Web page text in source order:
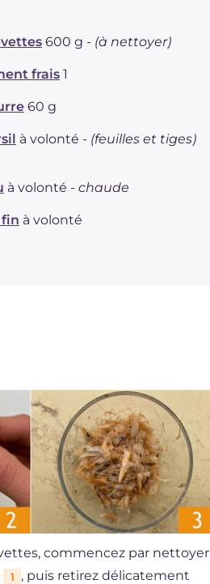
600 g - (à nettoyer)
frais 1
60 g
à volonté - (feuilles et tiges)
à volonté - chaude
fin à volonté
commencez par nettoyer
1
, puis retirez délicatement